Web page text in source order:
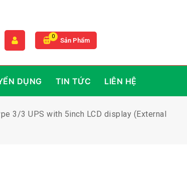
0
Sản Phẩm
DỤNG TIN TỨC LIÊN HỆ
3/3 UPS with 5inch LCD display (External